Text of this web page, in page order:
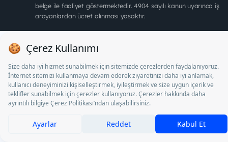
belge ile faaliyet göstermektedir. 4904 sayılı kanun uyarınca iş
arayanlardan ücret alınması yasaktır.